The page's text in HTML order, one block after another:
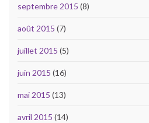
septembre 2015 (8)
août 2015 (7)
juillet 2015 (5)
juin 2015 (16)
mai 2015 (13)
avril 2015 (14)